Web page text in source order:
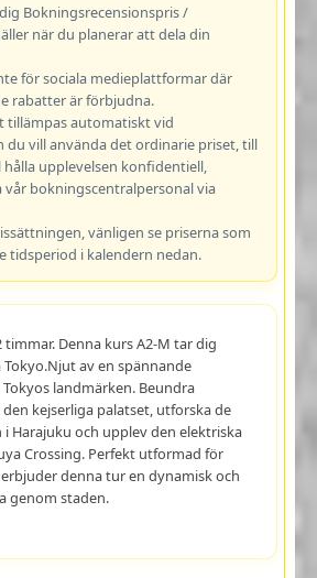
Bokningsrecensionspris /
när du planerar att dela din
för sociala medieplattformar där
rabatter är förbjudna.
tillämpas automatiskt vid
du vill använda det ordinarie priset, till
upplevelsen konfidentiell,
bokningscentralpersonal via
vänligen se priserna som
tidsperiod i kalendern nedan.
timmar. Denna kurs A2-M tar dig
av en spännande
landmärken. Beundra
kejserliga palatset, utforska de
Harajuku och upplev den elektriska
Crossing. Perfekt utformad för
denna tur en dynamisk och
genom staden.